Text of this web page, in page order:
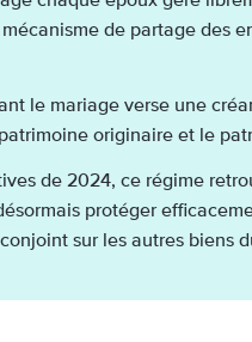
de partage des
le mariage verse une
originaire et le
de 2024, ce régime
protéger
sur les autres biens